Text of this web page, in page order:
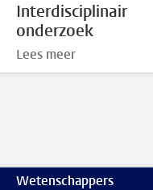
Interdisciplinair
onderzoek
Lees meer
Wetenschappers